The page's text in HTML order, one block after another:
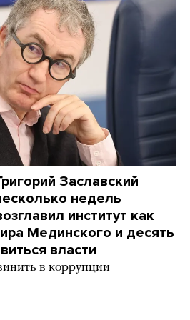
Заславский
недель
институт как
Мединского и десять
власти
в коррупции